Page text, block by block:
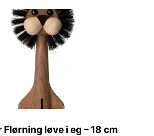
Flørning løve i eg – 18 cm